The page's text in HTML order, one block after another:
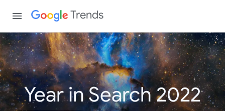
Trends
Year in Search 2022